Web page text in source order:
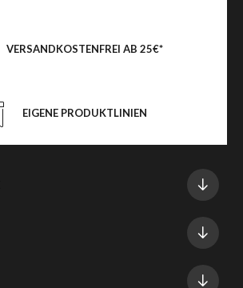
VERSANDKOSTENFREI AB 25€*
EIGENE PRODUKTLINIEN